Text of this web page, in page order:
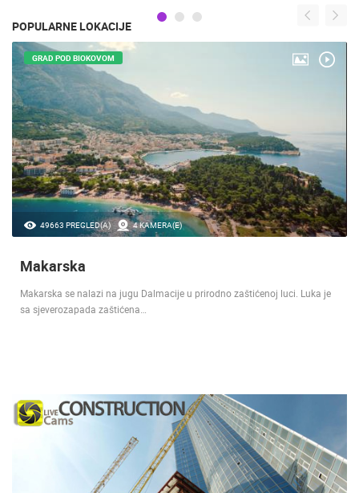
POPULARNE LOKACIJE
49663 PREGLED(A) 4 KAMERA(E)
GRAD POD BIOKOVOM
Makarska
Makarska se nalazi na jugu Dalmacije u prirodno zaštićenoj luci. Luka je
sa sjeverozapada zaštićena…